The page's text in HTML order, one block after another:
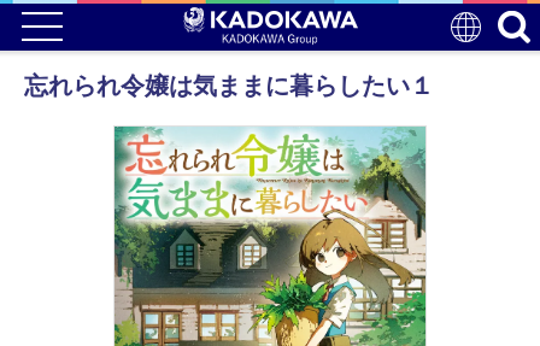
忘れられ令嬢は気ままに暮らしたい１